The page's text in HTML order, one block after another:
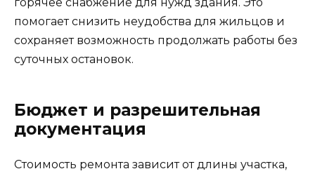
горячее снабжение для нужд здания. Это
помогает снизить неудобства для жильцов и
сохраняет возможность продолжать работы без
суточных остановок.
Бюджет и разрешительная
документация
Стоимость ремонта зависит от длины участка,